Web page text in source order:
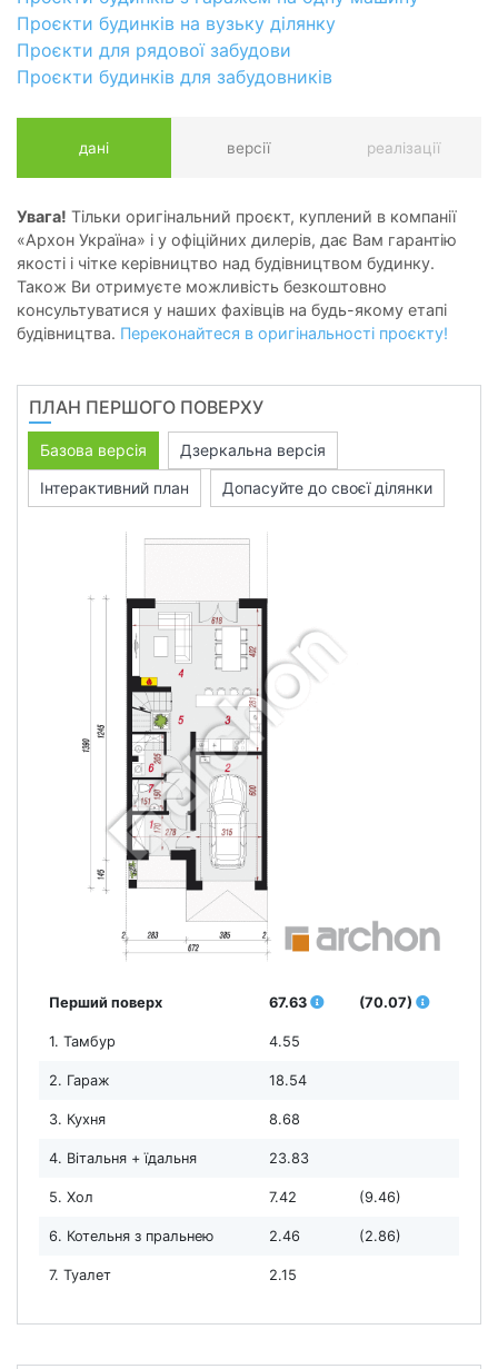
Проєкти будинків на вузьку ділянку
Проєкти для рядової забудови
Проєкти будинків для забудовників
дані версії реалізації
Увага! Тільки оригінальний проєкт, куплений в компанії
«Архон Україна» і у офіційних дилерів, дає Вам гарантію
якості і чітке керівництво над будівництвом будинку.
Також Ви отримуєте можливість безкоштовно
консультуватися у наших фахівців на будь-якому етапі
будівництва. Переконайтеся в оригінальності проєкту!
ПЛАН ПЕРШОГО ПОВЕРХУ
Базова версія
Дзеркальна версія
Інтерактивний план
Допасуйте до своєї ділянки
Перший поверх 67.63 (70.07)
1. Тамбур 4.55
2. Гараж 18.54
3. Кухня 8.68
4. Вітальня + їдальня 23.83
5. Хол 7.42 (9.46)
6. Котельня з пральнею 2.46 (2.86)
7. Туалет 2.15